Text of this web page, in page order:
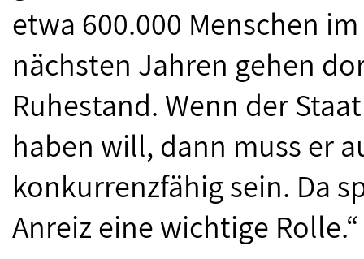
etwa 600.000 Menschen
nächsten Jahren gehen
Ruhestand. Wenn der
haben will, dann muss er
konkurrenzfähig sein. Da
Anreiz eine wichtige Rolle.“